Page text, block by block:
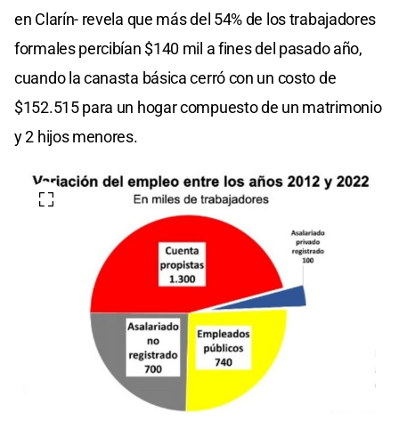
en Clarín- revela que más del 54% de los trabajadores
formales percibían $140 mil a fines del pasado año,
cuando la canasta básica cerró con un costo de
$152.515 para un hogar compuesto de un matrimonio
y 2 hijos menores.